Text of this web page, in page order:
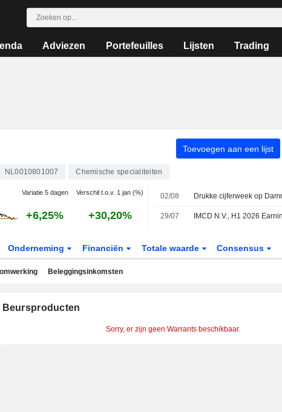
Adviezen Portefeuilles Lijsten Trading
Toevoegen aan een lijst
NL0010801007 Chemische specialiteiten
Variatie 5 dagen Verschil t.o.v. 1 jan (%)
+6,25% +30,20%
02/08
29/07
Onderneming Financiën Totale waarde Consensus
Beleggingsinkomsten
Beursproducten
Sorry, er zijn geen Warrants beschikbaar.